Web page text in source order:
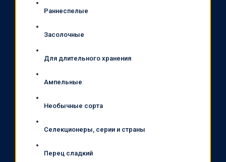
Раннеспелые
Засолочные
Для длительного хранения
Ампельные
Необычные сорта
Селекционеры, серии и страны
Перец сладкий